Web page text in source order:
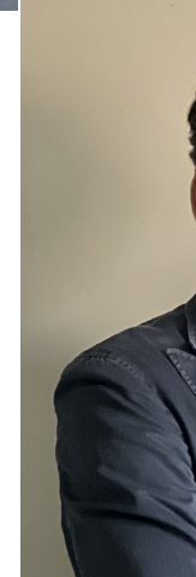
Modificar